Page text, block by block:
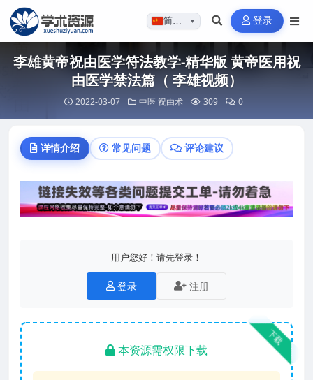
简体…▼ 登录
李雄黄帝祝由医学符法教学-精华版 黄帝医用祝
由医学禁法篇（ 李雄视频）
2022-03-07 中医 祝由术 309 0
详情介绍 常见问题 评论建议
用户您好！请先登录！
登录 注册
下载
本资源需权限下载